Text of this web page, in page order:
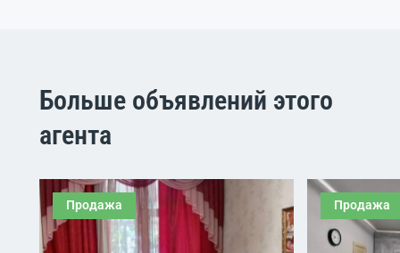
Больше объявлений этого
агента
Продажа Продажа